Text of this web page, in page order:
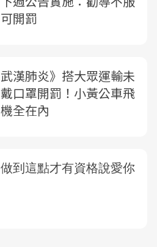
可開罰
武漢肺炎》搭大眾運輸未
戴口罩開罰！小黃公車飛
機全在內